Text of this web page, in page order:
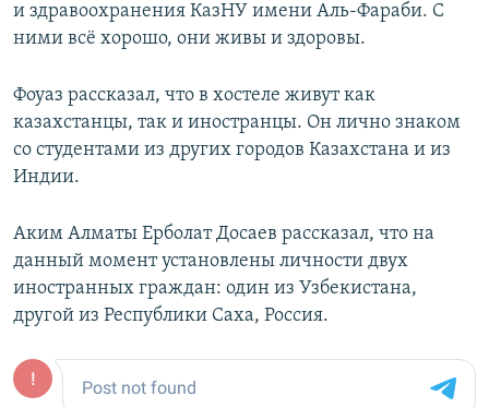
и здравоохранения КазНУ имени Аль-Фараби. С
ними всё хорошо, они живы и здоровы.
Фоуаз рассказал, что в хостеле живут как
казахстанцы, так и иностранцы. Он лично знаком
со студентами из других городов Казахстана и из
Индии.
Аким Алматы Ерболат Досаев рассказал, что на
данный момент установлены личности двух
иностранных граждан: один из Узбекистана,
другой из Республики Саха, Россия.